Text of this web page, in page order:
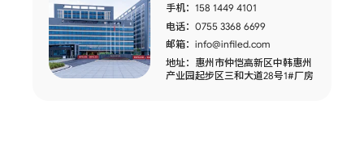
语言版本
CN EN ES
手机：158 1449 4101
电话：0755 3368 6699
邮箱：info@infiled.com
地址：惠州市仲恺高新区中韩惠州
产业园起步区三和大道28号1#厂房